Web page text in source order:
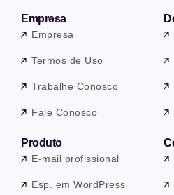
Empresa
Empresa
Termos de Uso
Trabalhe Conosco
Fale Conosco
Produto
E-mail profissional
Esp. em WordPress